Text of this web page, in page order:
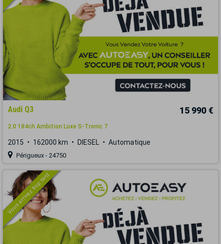
Audi Q3 15 990 €
2.0 184ch Ambition Luxe S-Tronic 7
2015 162000 km DIESEL Automatique
Périgueux - 24750
Vous arrivez trop tard